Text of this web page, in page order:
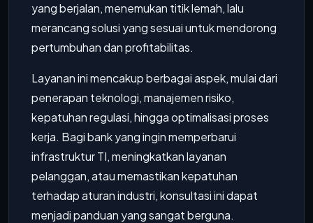
yang berjalan, menemukan titik lemah, lalu
merancang solusi yang sesuai untuk mendorong
pertumbuhan dan profitabilitas.
Layanan ini mencakup berbagai aspek, mulai dari
penerapan teknologi, manajemen risiko,
kepatuhan regulasi, hingga optimalisasi proses
kerja. Bagi bank yang ingin memperbarui
infrastruktur TI, meningkatkan layanan
pelanggan, atau memastikan kepatuhan
terhadap aturan industri, konsultasi ini dapat
menjadi panduan yang sangat berguna.